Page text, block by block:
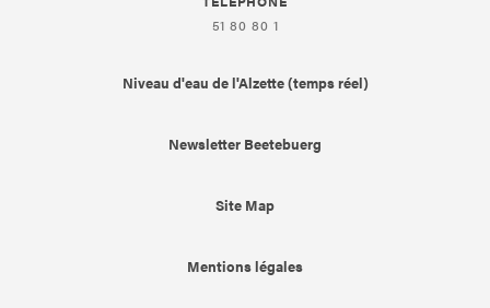
51 80 80 1
Niveau d'eau de l'Alzette (temps réel)
Newsletter Beetebuerg
Site Map
Mentions légales